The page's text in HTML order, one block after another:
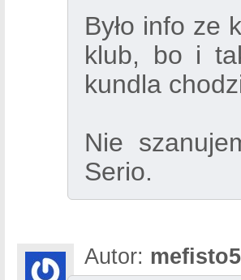
Było info ze
klub, bo i
kundla
Nie
Serio.
Autor: